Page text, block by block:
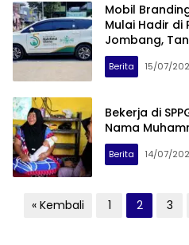
Mobil
Mulai Hadir di
Jombang,
Matang
Berita 15/07/
Bekerja di
Nama
Berita 14/07/
Paginasi
« Kembali 1 2 3